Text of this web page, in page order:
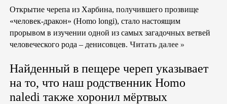
Открытие черепа из Харбина, получившего прозвище
«человек-дракон» (Homo longi), стало настоящим
прорывом в изучении одной из самых загадочных ветвей
человеческого рода – денисовцев. Читать далее »
Найденный в пещере череп указывает
на то, что наш родственник Homo
naledi также хоронил мёртвых